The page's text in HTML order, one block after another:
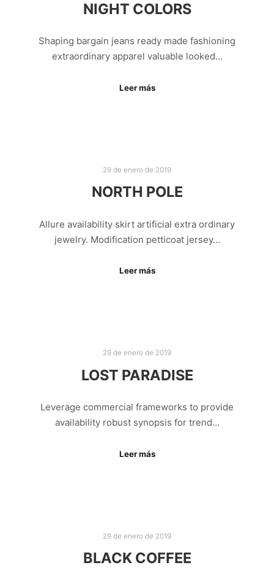
NIGHT COLORS
Shaping bargain jeans ready made fashioning
extraordinary apparel valuable looked…
Leer más
29 de enero de 2019
NORTH POLE
Allure availability skirt artificial extra ordinary
jewelry. Modification petticoat jersey…
Leer más
29 de enero de 2019
LOST PARADISE
Leverage commercial frameworks to provide
availability robust synopsis for trend…
Leer más
29 de enero de 2019
BLACK COFFEE